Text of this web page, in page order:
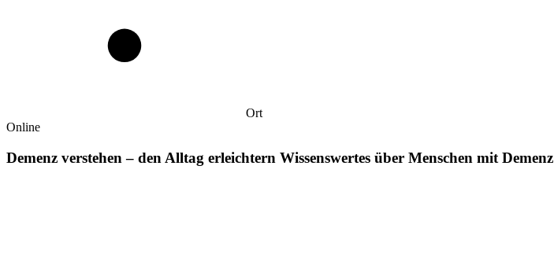
Ort
Online
Demenz verstehen – den Alltag erleichtern Wissenswertes über Menschen mit Demenz